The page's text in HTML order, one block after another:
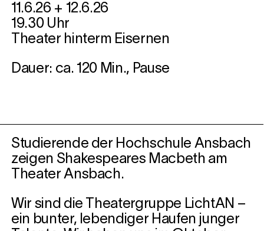
11.6.26 + 12.6.26
19.30 Uhr
Theater hinterm Eisernen
Dauer: ca. 120 Min., Pause
Studierende der Hochschule Ansbach
zeigen Shakespeares Macbeth am
Theater Ansbach.
Wir sind die Theatergruppe LichtAN –
ein bunter, lebendiger Haufen junger